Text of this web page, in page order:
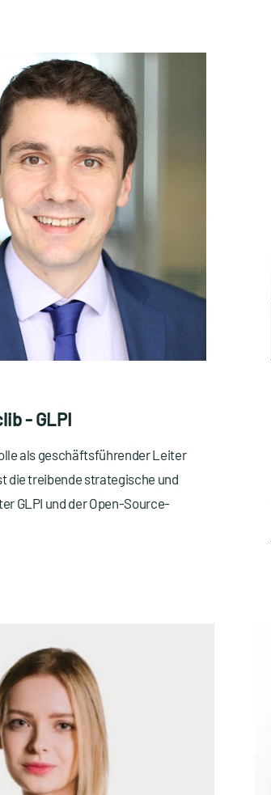
- GLPI
als geschäftsführender Leiter
die treibende strategische und
GLPI und der Open-Source-